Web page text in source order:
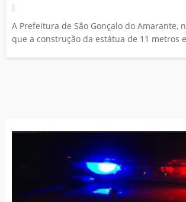
A Prefeitura de São Gonçalo do Amarante,
que a construção da estátua de 11 metros